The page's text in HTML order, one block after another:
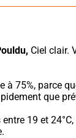
Ciel clair.
à 75%, parce
que
19 et 24°C,